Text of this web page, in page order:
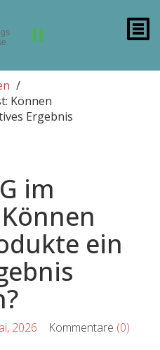
Können
Ergebnis
im
ein
2026 Kommentare (0)